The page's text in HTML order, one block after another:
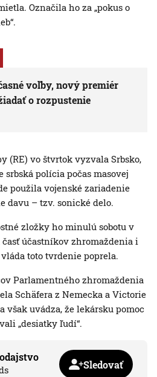
Označila ho za „pokus o
voľby, nový premiér
o rozpustenie
(RE) vo štvrtok vyzvala Srbsko,
polícia počas masovej
použila vojenské zariadenie
davu – tzv. sonické delo.
zložky ho minulú sobotu v
účastníkov zhromaždenia i
toto tvrdenie poprela.
Parlamentného zhromaždenia
Schäfera z Nemecka a Victorie
však uvádza, že lekársku pomoc
„desiatky ľudí“.
Sledovať